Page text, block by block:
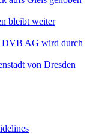
bleibt weiter
DVB AG wird durch
von Dresden